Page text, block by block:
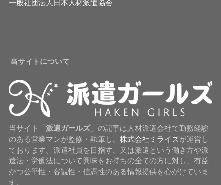
一般社団法人日本人材派遣協会
当サイトについて
当サイト「 派遣ガールズ」の記事は人材派遣会社で勤務経験
のある営業マンが監修・執筆し、 株式会社ミライズが運営し
ております。派遣社員を目指す、又は派遣という働き方や派
遣法・労働法について興味をお持ちの全ての方に対し、有益
かつ公平性・客観性・信憑性のある情報提供を心がけていま
す。